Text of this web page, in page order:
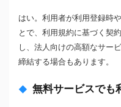
はい。利用者が利用登録時
とで、利用規約に基づく契
し、法人向けの高額なサー
締結する場合もあります。
無料サービスでも